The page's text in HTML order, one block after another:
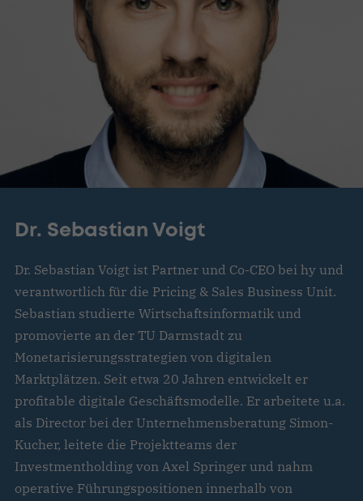
Dr. Sebastian Voigt
Dr. Sebastian Voigt ist Partner und Co-CEO bei hy und
verantwortlich für die Pricing & Sales Business Unit.
Sebastian studierte Wirtschaftsinformatik und
promovierte an der TU Darmstadt zu
Monetarisierungsstrategien von digitalen
Marktplätzen. Seit etwa 20 Jahren entwickelt er
profitable digitale Geschäftsmodelle. Er arbeitete u.a.
als Director bei der Unternehmensberatung Simon-
Kucher, leitete die Projektteams der
Investmentholding von Axel Springer und nahm
operative Führungspositionen innerhalb von